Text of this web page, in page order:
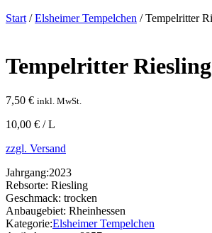
Start/Elsheimer Tempelchen / Tempelritter
Tempelritter
7,50 € inkl. MwSt.
10,00 € / L
zzgl. Versand
Jahrgang:2023
Rebsorte: Riesling
Geschmack: trocken
Anbaugebiet: Rheinhessen
Kategorie:Elsheimer Tempelchen